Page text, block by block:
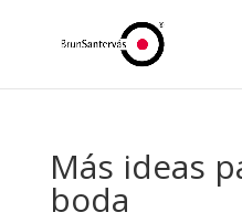
Más ideas
boda